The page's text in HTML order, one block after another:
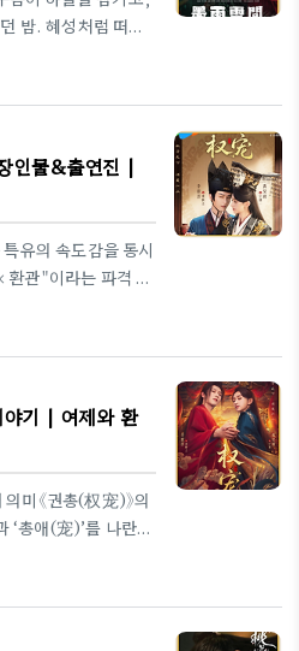
되려는 인간의 이야
계 ― ‘합허육경
세계는 여섯 개의 차
육..
밤. 혜성처럼 떠올
. 목숨을 잃은 줄로
에서 숨을 거둔 비밀
시 세상으로 걸어
왔음을 모른다. 살아
두 빗속으로 씻겨 내
으로도 《묵우운
게 번지는 비, 그 속
서사의 알레고리
사이(雲間)’. 검은
인물&출연진 |
유의 속도감을 동시
환관"이라는 파격 조
과 인간적인 총애
라마를 농축한 농도
더 깊이 즐기기 위
드립니다.1. 정보 원
중 정치 로맨스, 숏
微) 감독편성: 텐센
공개, 회
당 약 45분) 편집
세 이상 시청가..
기 | 여제와 환
미《권총(权宠)》의
‘총애(宠)’를 나란히
임·은혜이자 때로
글자가 결합하면서
방패 삼은 권